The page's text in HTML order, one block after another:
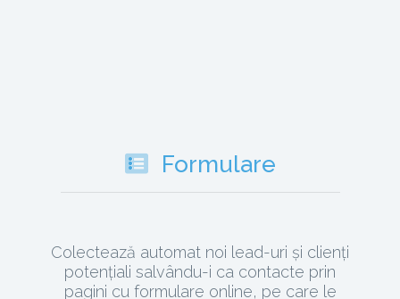
Formulare
Colectează automat noi lead-uri și clienți
potențiali salvându-i ca contacte prin
pagini cu formulare online, pe care le